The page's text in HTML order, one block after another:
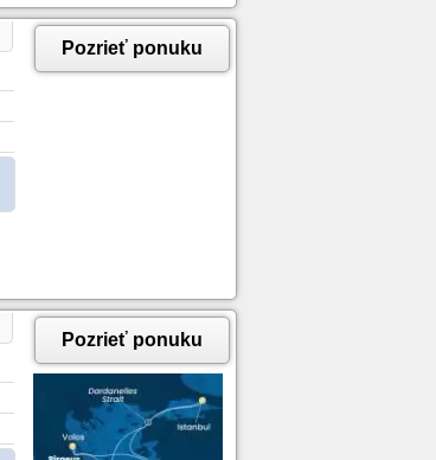
Pozrieť ponuku
Pozrieť ponuku